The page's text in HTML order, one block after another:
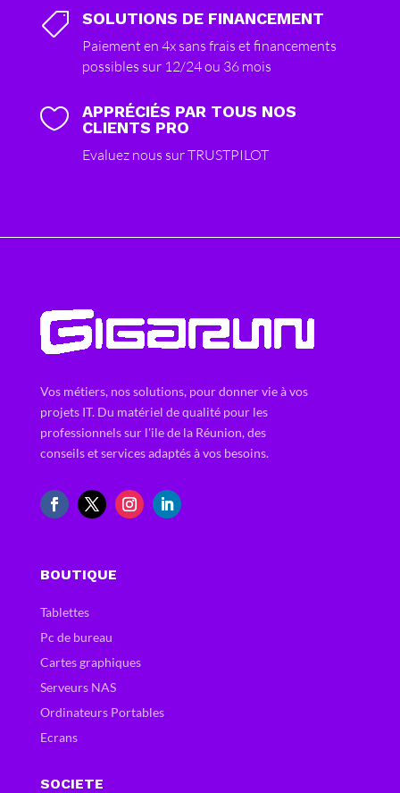
 SOLUTIONS DE FINANCEMENT
Paiement en 4x sans frais et financements
possibles sur 12/24 ou 36 mois

APPRÉCIÉS PAR TOUS NOS
CLIENTS PRO
Evaluez nous sur TRUSTPILOT
Vos métiers, nos solutions, pour donner vie à vos
projets IT. Du matériel de qualité pour les
professionnels sur l'ile de la Réunion, des
conseils et services adaptés à vos besoins.
BOUTIQUE
Tablettes
Pc de bureau
Cartes graphiques
Serveurs NAS
Ordinateurs Portables
Ecrans
SOCIETE